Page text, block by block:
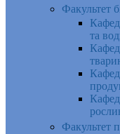
Факультет
та
Факультет